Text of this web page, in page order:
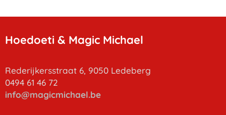
Hoedoeti & Magic Michael
Rederijkersstraat 6, 9050 Ledeberg
0494 61 46 72
info@magicmichael.be